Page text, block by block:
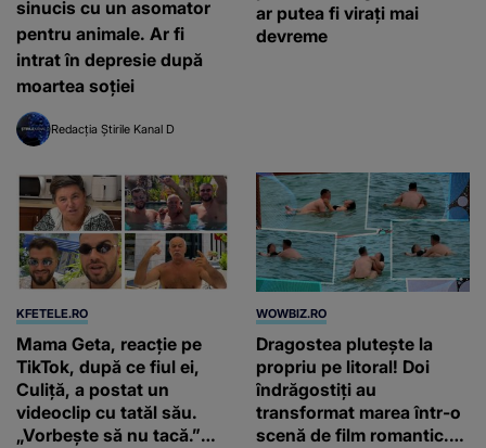
sinucis cu un asomator
pentru animale. Ar fi
intrat în depresie după
moartea soției
Redacția Știrile Kanal D
ar putea fi virați mai
devreme
KFETELE.RO
Mama Geta, reacție pe
TikTok, după ce fiul ei,
Culiță, a postat un
videoclip cu tatăl său.
„Vorbește să nu tacă.”
WOWBIZ.RO
Dragostea plutește la
propriu pe litoral! Doi
îndrăgostiți au
transformat marea într-o
scenă de film romantic.